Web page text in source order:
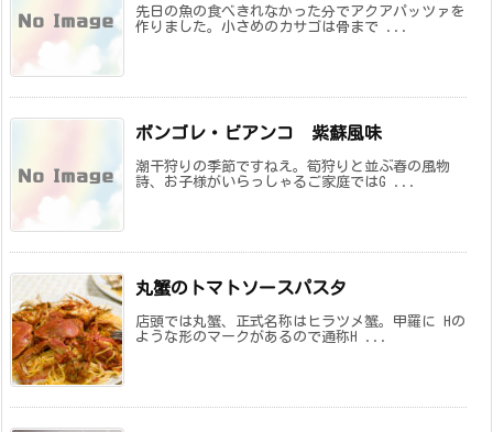
先日の魚の食べきれなかった分でアクアパッツァを
作りました。小さめのカサゴは骨まで ...
ボンゴレ・ビアンコ 紫蘇風味
潮干狩りの季節ですねえ。筍狩りと並ぶ春の風物
詩、お子様がいらっしゃるご家庭ではG ...
丸蟹のトマトソースパスタ
店頭では丸蟹、正式名称はヒラツメ蟹。甲羅に Hの
ような形のマークがあるので通称H ...